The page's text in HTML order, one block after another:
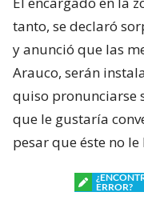
tanto, se declaró
y anunció que las
Arauco, serán
quiso pronunciarse
que le gustaría
pesar que éste no
ERROR?